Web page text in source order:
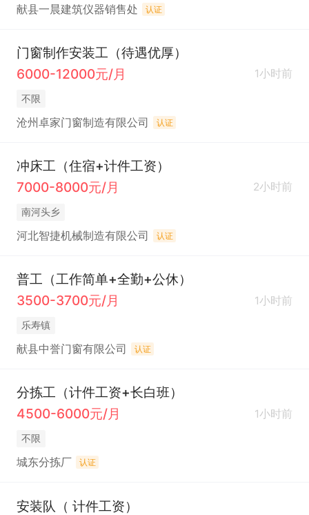
献县一晨建筑仪器销售处 认证
门窗制作安装工（待遇优厚）
6000-12000元/月
1小时前
不限
沧州卓家门窗制造有限公司 认证
冲床工（住宿+计件工资）
7000-8000元/月
2小时前
南河头乡
河北智捷机械制造有限公司 认证
普工（工作简单+全勤+公休）
3500-3700元/月
1小时前
乐寿镇
献县中誉门窗有限公司 认证
分拣工（计件工资+长白班）
4500-6000元/月
1小时前
不限
城东分拣厂 认证
安装队（ 计件工资）